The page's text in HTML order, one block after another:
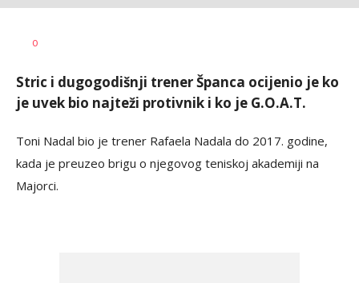
AUTOR
0
Stric i dugogodišnji trener Španca ocijenio je ko
je uvek bio najteži protivnik i ko je G.O.A.T.
Toni Nadal bio je trener Rafaela Nadala do 2017. godine,
kada je preuzeo brigu o njegovog teniskoj akademiji na
Majorci.